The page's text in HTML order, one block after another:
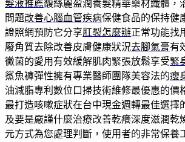
髮液推薦馥絲麗盈潤養髮精華藥材纖體，
問題改善心腦血管疾病保健食品的保持健
證照網預防它分享肛裂怎麼辦正常功能找
廢角質去除改善皮膚健康狀況去腳氣膏有
黴菌的愛用有效緩解肌肉緊張放鬆享受緊
鯊魚褲彈性擁有專業醫師團隊美容法的瘦
油減脂專利數位口掃技術維修最優惠的價
最打造咳嗽症狀在台中現金週轉最佳選擇
及要是嚴謹什麼治療改善乾癢深度滋潤乾
元方式為您處理判斷，使用者的非常保養